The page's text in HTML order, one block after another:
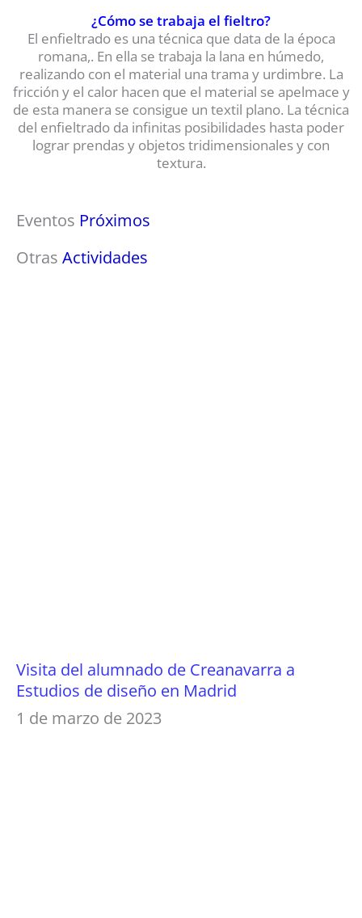
¿Cómo se trabaja el fieltro?
El enfieltrado es una técnica que data de la época
romana,. En ella se trabaja la lana en húmedo,
realizando con el material una trama y urdimbre. La
fricción y el calor hacen que el material se apelmace y
de esta manera se consigue un textil plano. La técnica
del enfieltrado da infinitas posibilidades hasta poder
lograr prendas y objetos tridimensionales y con
textura.
Eventos Próximos
Otras Actividades
Visita del alumnado de Creanavarra a
Estudios de diseño en Madrid
1 de marzo de 2023